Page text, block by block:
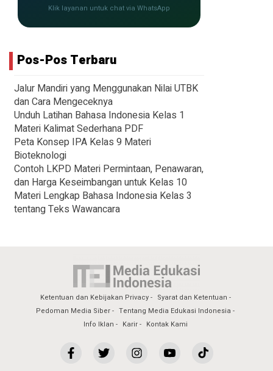
Klik layanan untuk chat via WhatsApp
Pos-Pos Terbaru
Jalur Mandiri yang Menggunakan Nilai UTBK
dan Cara Mengeceknya
Unduh Latihan Bahasa Indonesia Kelas 1
Materi Kalimat Sederhana PDF
Peta Konsep IPA Kelas 9 Materi
Bioteknologi
Contoh LKPD Materi Permintaan, Penawaran,
dan Harga Keseimbangan untuk Kelas 10
Materi Lengkap Bahasa Indonesia Kelas 3
tentang Teks Wawancara
Ketentuan dan Kebijakan Privacy
Syarat dan Ketentuan
Pedoman Media Siber
Tentang Media Edukasi Indonesia
Info Iklan
Karir Kontak Kami